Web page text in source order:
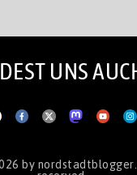
UNS
by